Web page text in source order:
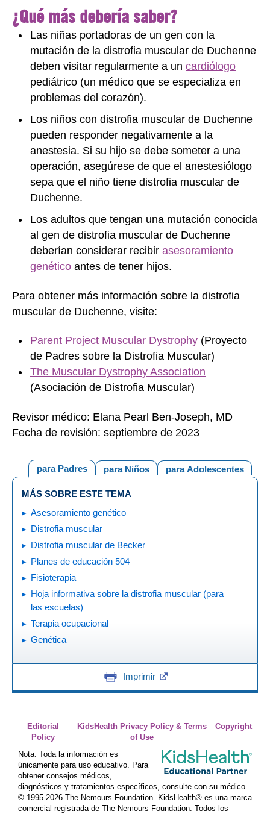
¿Qué más debería saber?
Las niñas portadoras de un gen con la
mutación de la distrofia muscular de Duchenne
deben visitar regularmente a un cardiólogo
pediátrico (un médico que se especializa en
problemas del corazón).
Los niños con distrofia muscular de Duchenne
pueden responder negativamente a la
anestesia. Si su hijo se debe someter a una
operación, asegúrese de que el anestesiólogo
sepa que el niño tiene distrofia muscular de
Duchenne.
Los adultos que tengan una mutación conocida
al gen de distrofia muscular de Duchenne
deberían considerar recibir asesoramiento
genético antes de tener hijos.
Para obtener más información sobre la distrofia
muscular de Duchenne, visite:
Parent Project Muscular Dystrophy (Proyecto
de Padres sobre la Distrofia Muscular)
The Muscular Dystrophy Association
(Asociación de Distrofia Muscular)
Revisor médico: Elana Pearl Ben-Joseph, MD
Fecha de revisión: septiembre de 2023
para Adolescentes
para Niños
para Padres
MÁS SOBRE ESTE TEMA
Asesoramiento genético
Distrofia muscular
Distrofia muscular de Becker
Planes de educación 504
Fisioterapia
Hoja informativa sobre la distrofia muscular (para
las escuelas)
Terapia ocupacional
Genética
Imprimir
Editorial
Policy
KidsHealth Privacy Policy & Terms
of Use
Copyright
Nota: Toda la información es
únicamente para uso educativo. Para
obtener consejos médicos,
diagnósticos y tratamientos específicos, consulte con su médico.
© 1995-2026 The Nemours Foundation. KidsHealth® es una marca
comercial registrada de The Nemours Foundation. Todos los